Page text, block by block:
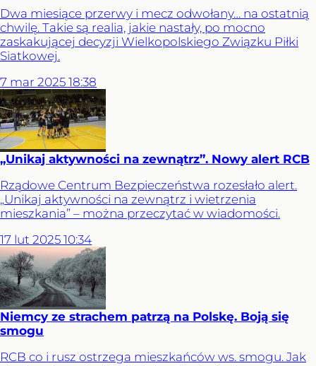
Dwa miesiące przerwy i mecz odwołany… na ostatnią
chwilę. Takie są realia, jakie nastały, po mocno
zaskakującej decyzji Wielkopolskiego Związku Piłki
Siatkowej.
7 mar 2025 18:38
„Unikaj aktywności na zewnątrz”. Nowy alert RCB
Rządowe Centrum Bezpieczeństwa rozesłało alert.
„Unikaj aktywności na zewnątrz i wietrzenia
mieszkania” – można przeczytać w wiadomości.
17 lut 2025 10:34
Niemcy ze strachem patrzą na Polskę. Boją się
smogu
RCB co i rusz ostrzega mieszkańców ws. smogu. Jak